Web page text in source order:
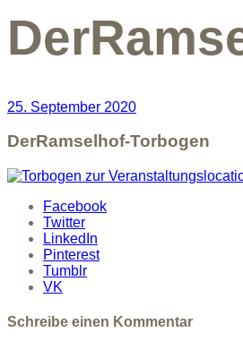
25. September 2020
DerRamselhof-Torbogen
Facebook
Twitter
LinkedIn
Pinterest
Tumblr
VK
Schreibe einen Kommentar